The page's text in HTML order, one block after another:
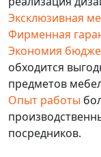
Эксклюзивная
Фирменная
Экономия
обходится
предметов
Опыт работы
посредников.